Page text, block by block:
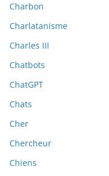
Charbon
Charlatanisme
Charles III
Chatbots
ChatGPT
Chats
Cher
Chercheur
Chiens